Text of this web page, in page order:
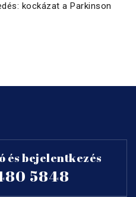
kockázat a Parkinson
és bejelentkezés
5848